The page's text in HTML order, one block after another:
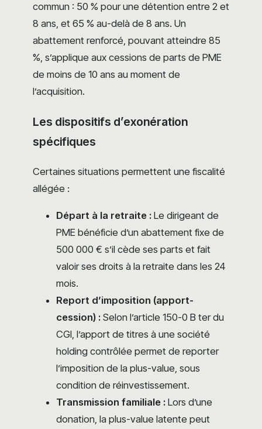
commun : 50 % pour une détention entre 2 et
8 ans, et 65 % au-delà de 8 ans. Un
abattement renforcé, pouvant atteindre 85
%, s’applique aux cessions de parts de PME
de moins de 10 ans au moment de
l’acquisition.
Les dispositifs d’exonération
spécifiques
Certaines situations permettent une fiscalité
allégée :
Départ à la retraite : Le dirigeant de
PME bénéficie d’un abattement fixe de
500 000 € s’il cède ses parts et fait
valoir ses droits à la retraite dans les 24
mois.
Report d’imposition (apport-
cession) : Selon l’article 150-0 B ter du
CGI, l’apport de titres à une société
holding contrôlée permet de reporter
l’imposition de la plus-value, sous
condition de réinvestissement.
Transmission familiale : Lors d’une
donation, la plus-value latente peut